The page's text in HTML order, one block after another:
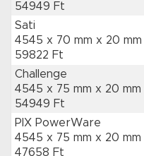
54949 Ft
Sati
4545 x 70 mm x 20 mm
59822 Ft
Challenge
4545 x 75 mm x 20 mm
54949 Ft
PIX PowerWare
4545 x 75 mm x 20 mm
47658 Ft